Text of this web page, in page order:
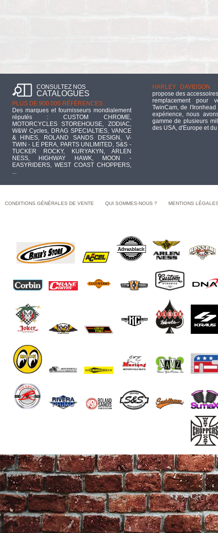
CONSULTEZ NOS
CATALOGUES
PLUS DE 900 000 RÉFÉRENCES :
Des marques et fournisseurs mondialement
réputés : CUSTOM CHROME,
MOTORCYCLES STOREHOUSE, ZODIAC,
W&W Cycles, DRAG SPECIALTIES, VANCE
& HINES, ROLAND SANDS DESIGN, V-
TWIN - LE PERA, PARTS UNLIMITED, S&S -
TUCKER ROCKY, KURYAKYN, ARLEN
NESS, HIGHWAY HAWK, MOON -
EASYRIDERS, WEST COAST CHOPPERS,
...
HARLEY DAVIDSON :
propose des
remplacement pour
TwinCam, de
expérience, nous
gamme de plusieurs
des USA, d'Europe et
CONDITIONS GÉNÉRALES DE VENTE QUI SOMMES-NOUS ? MENTIONS
End of Gallery